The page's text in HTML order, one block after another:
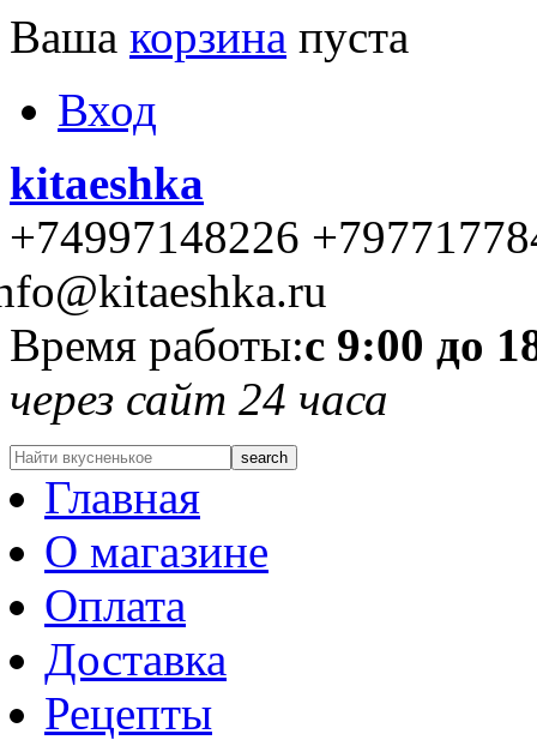
Ваша корзина пуста
Вход
kitaeshka
+74997148226
Время работы:с 9:00 до
через сайт 24 часа
Главная
О магазине
Оплата
Доставка
Рецепты